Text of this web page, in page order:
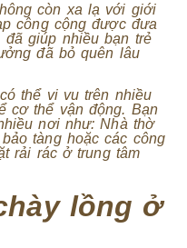
còn xa lạ với giới
công cộng được đưa
đã giúp nhiều bạn trẻ
đã bỏ quên lâu
thể vi vu trên nhiều
cơ thể vận động. Bạn
nơi như: Nhà thờ
tàng hoặc các công
rải rác ở trung tâm
lồng ở